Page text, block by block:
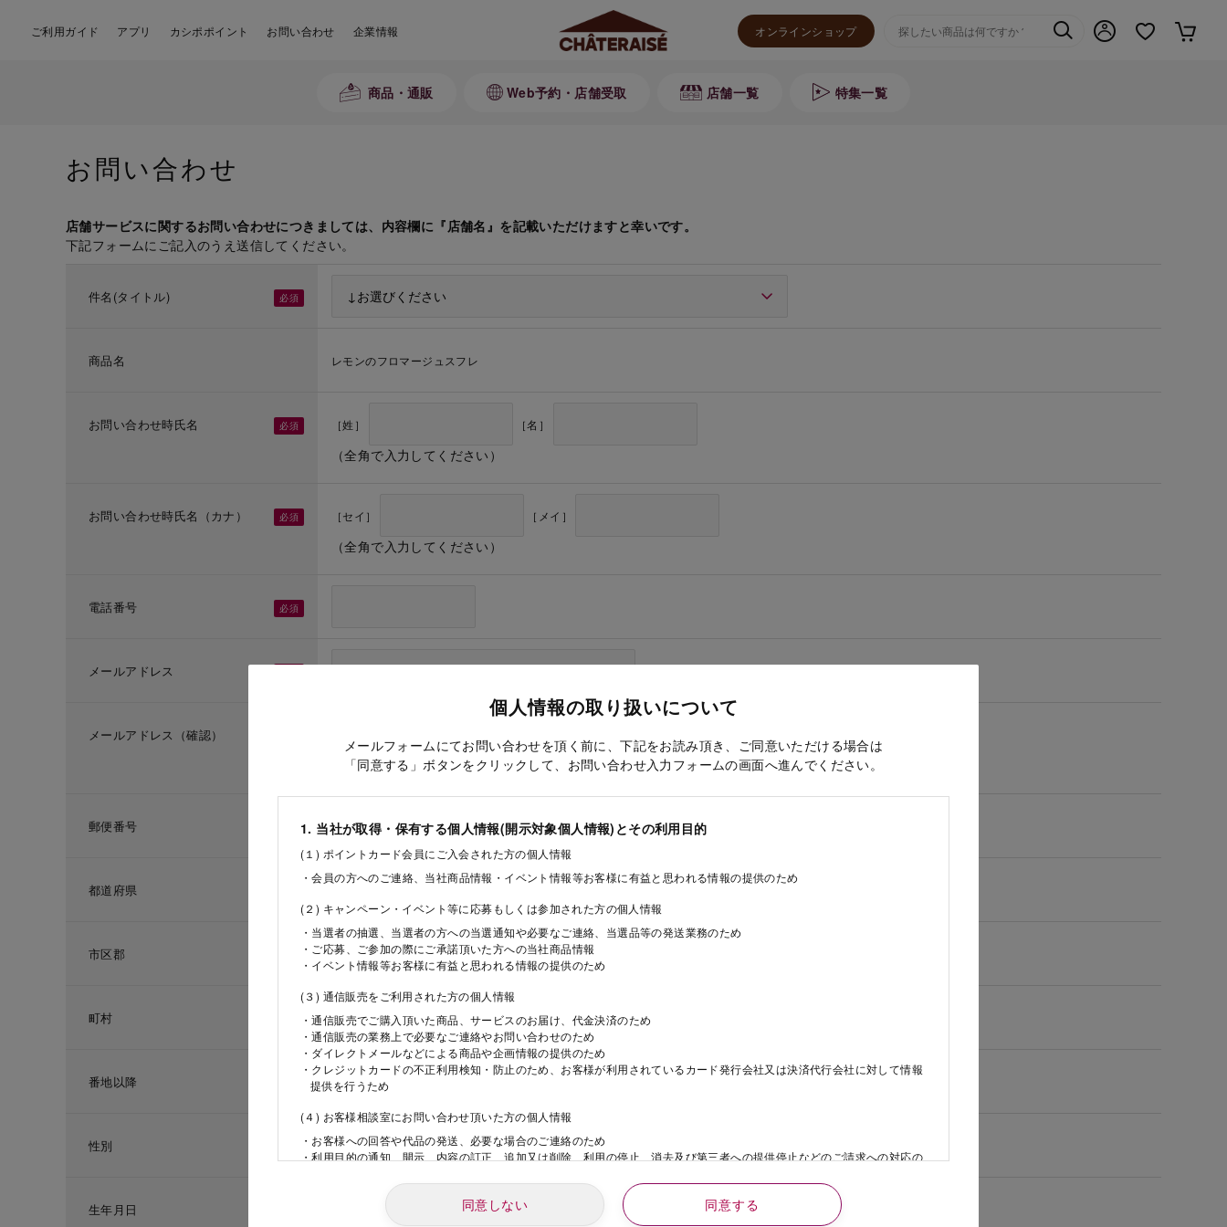
ご利用ガイド アプリ カシポポイント お問い合わせ 企業情報 オンラインショップ
商品・通販 Web予約・店舗受取 店舗一覧 特集一覧
お問い合わせ
店舗サービスに関するお問い合わせにつきましては、内容欄に『店舗名』を記載いただけますと幸いです。
下記フォームにご記入のうえ送信してください。
個人情報の取り扱いについて
メールフォームにてお問い合わせを頂く前に、下記をお読み頂き、ご同意いただける場合は
「同意する」ボタンをクリックして、お問い合わせ入力フォームの画面へ進んでください。
1. 当社が取得・保有する個人情報(開示対象個人情報)とその利用目的
(１) ポイントカード会員にご入会された方の個人情報
・会員の方へのご連絡、当社商品情報・イベント情報等お客様に有益と思われる情報の提供のため
(２) キャンペーン・イベント等に応募もしくは参加された方の個人情報
・当選者の抽選、当選者の方への当選通知や必要なご連絡、当選品等の発送業務のため
・ご応募、ご参加の際にご承諾頂いた方への当社商品情報
・イベント情報等お客様に有益と思われる情報の提供のため
(３) 通信販売をご利用された方の個人情報
・通信販売でご購入頂いた商品、サービスのお届け、代金決済のため
・通信販売の業務上で必要なご連絡やお問い合わせのため
・ダイレクトメールなどによる商品や企画情報の提供のため
・クレジットカードの不正利用検知・防止のため、お客様が利用されているカード発行会社又は決済代行会社に対して情報
提供を行うため
(４) お客様相談室にお問い合わせ頂いた方の個人情報
・お客様への回答や代品の発送、必要な場合のご連絡のため
・利用目的の通知、開示、内容の訂正、追加又は削除、利用の停止、消去及び第三者への提供停止などのご請求への対応の
(５) 当社の採用活動にご応募された方の個人情報
同意しない 同意する
件名(タイトル)
商品名 レモンのフロマージュスフレ
お問い合わせ時氏名 ［姓］ ［名］
（全角で入力してください）
お問い合わせ時氏名（カナ） ［セイ］ ［メイ］
（全角で入力してください）
電話番号
メールアドレス
メールアドレス（確認）
（メールアドレス確認のため再度入力をお願いします）
郵便番号
都道府県
市区郡
町村
番地以降
性別
生年月日 年